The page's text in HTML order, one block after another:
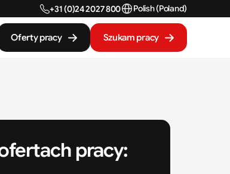
pracy:
+31 (0)24 2027 800Select Language
Polish (Poland)
Oferty pracy Szukam pracy